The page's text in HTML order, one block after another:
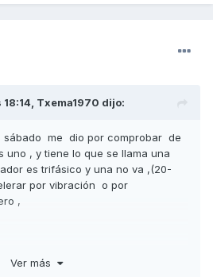
Txema1970 dijo:
sábado me dio por comprobar de
uno , y tiene lo que se llama una
es trifásico y una no va ,(20-
por vibración o por
,
Ver más